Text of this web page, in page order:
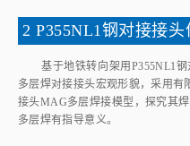
2 P355NL1钢对接接
基于地铁转向架用P355NL1
多层焊对接接头宏观形貌，采用
接头MAG多层焊接模型，探究其
多层焊有指导意义。